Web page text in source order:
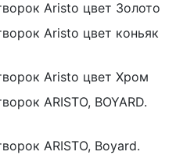
Aristo цвет Золото
Aristo цвет коньяк
Aristo цвет Хром
ARISTO, BOYARD.
ARISTO, Boyard.